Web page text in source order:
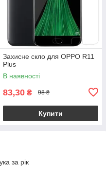
Захисне скло для OPPO R11
Plus
В наявності
83,30 ₴ 98 ₴
Купити
за рік